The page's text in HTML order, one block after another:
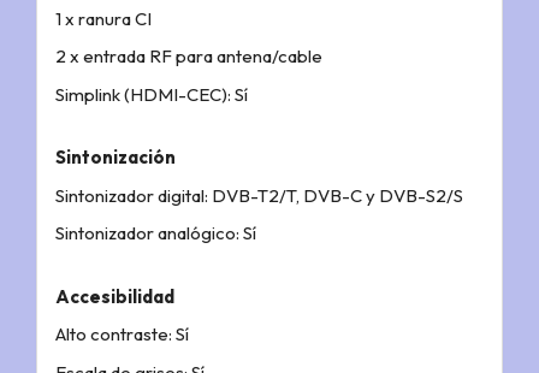
1 x ranura CI
2 x entrada RF para antena/cable
Simplink (HDMI-CEC): Sí
Sintonización
Sintonizador digital: DVB-T2/T, DVB-C y DVB-S2/S
Sintonizador analógico: Sí
Accesibilidad
Alto contraste: Sí